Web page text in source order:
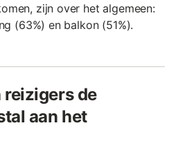
zijn over het algemeen:
(63%) en balkon (51%).
reizigers de
aan het